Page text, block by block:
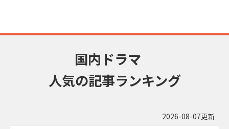
国内ドラマ
人気の記事ランキング
2026-08-07更新